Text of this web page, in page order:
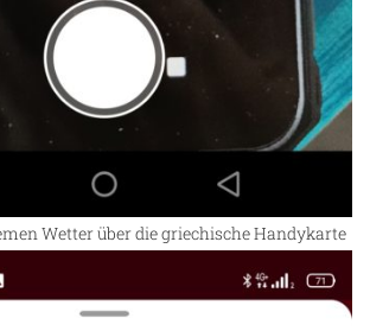
Wetter über die griechische Handykarte